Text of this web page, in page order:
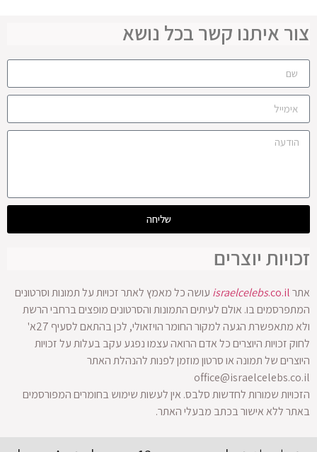
צור איתנו קשר בכל נושא
שליחה
זכויות יוצרים
אתר israelcelebs.co.il
עושה כל מאמץ לאתר זכויות על תמונות וסרטונים
המתפרסמים בו. אולם לעיתים התמונות והסרטונים מופצים ברחבי הרשת
ולא מתאפשרת הגעה למקור החומר הויזאולי, לכן בהתאם לסעיף 27א'
לחוק זכויות היוצרים כל אדם הרואה עצמו נפגע עקב בעלות על זכויות
היוצרים של תמונה או סרטון מוזמן לפנות להנהלת האתר
office@israelcelebs.co.il
הזכויות שמורות לחדשות סלבס. אין לעשות שימוש בחומרים המפורסמים
באתר ללא אישור בכתב מבעלי האתר.